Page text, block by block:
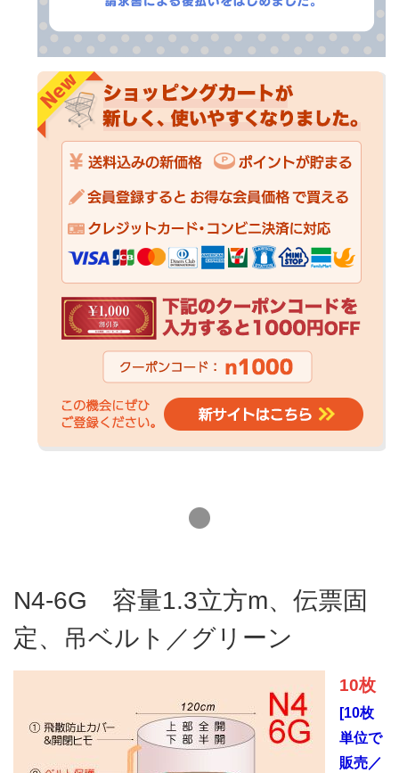
N4-6G 容量1.3立方m、伝票固
定、吊ベルト／グリーン
10枚
[10枚
単位で
販売／